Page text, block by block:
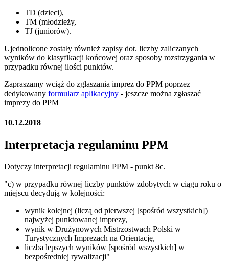
TD (dzieci),
TM (młodzieży,
TJ (juniorów).
Ujednolicone zostały również zapisy dot. liczby zaliczanych
wyników do klasyfikacji końcowej oraz sposoby rozstrzygania w
przypadku równej ilości punktów.
Zapraszamy wciąż do zgłaszania imprez do PPM poprzez
dedykowany formularz aplikacyjny - jeszcze można zgłaszać
imprezy do PPM
10.12.2018
Interpretacja regulaminu PPM
Dotyczy interpretacji regulaminu PPM - punkt 8c.
"c) w przypadku równej liczby punktów zdobytych w ciągu roku o
miejscu decydują w kolejności:
wynik kolejnej (liczą od pierwszej [spośród wszystkich])
najwyżej punktowanej imprezy,
wynik w Drużynowych Mistrzostwach Polski w
Turystycznych Imprezach na Orientację,
liczba lepszych wyników [spośród wszystkich] w
bezpośredniej rywalizacji"